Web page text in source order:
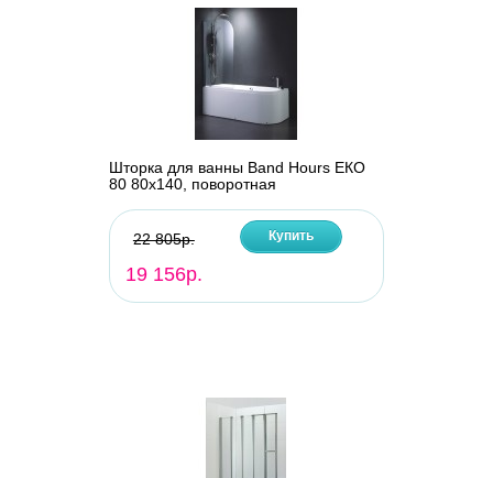
Шторка для ванны Band Hours ЕКО
80 80х140, поворотная
22 805р.
19 156р.
Купить